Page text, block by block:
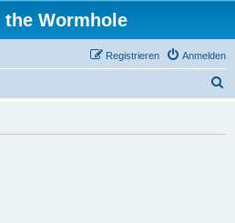
the Wormhole
Anmelden
Registrieren